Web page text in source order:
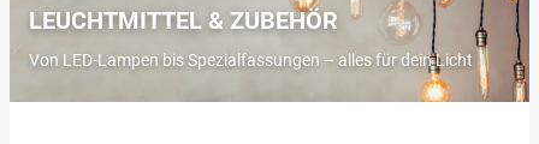
LEUCHTMITTEL & ZUBEHÖR
Von LED-Lampen bis Spezialfassungen – alles für dein Licht